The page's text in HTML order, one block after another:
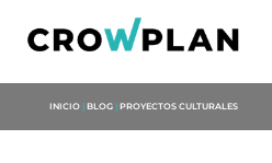
INICIO| BLOG| PROYECTOS CULTURALES